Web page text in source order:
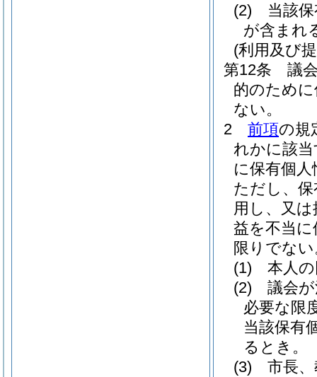
(2)
当該
が含まれ
(利用及び
第12条
議
的のため
ない。
2
前項の規
れかに該
に保有個
ただし、
用し、又
益を不当
限りでな
(1)
本人
(2)
議会
必要な限
当該保有
るとき。
(3)
市長